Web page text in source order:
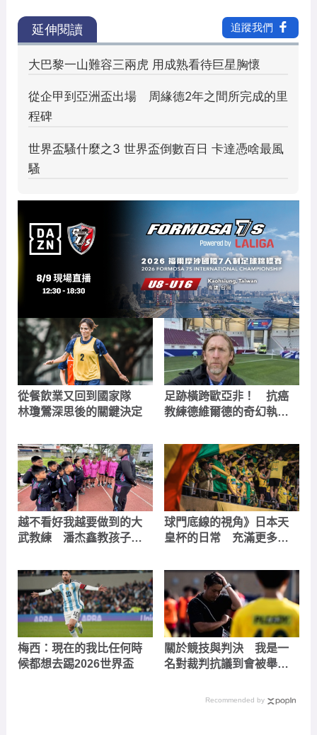
從餐飲業又回到國家隊
林瓊鶯深思後的關鍵決定
足跡橫跨歐亞非！ 抗癌
教練德維爾德的奇幻執教
越不看好我越要做到的大
武教練 潘杰鑫教孩子從
球門底線的視角》日本天
皇杯的日常 充滿更多畫
梅西：現在的我比任何時
候都想去踢2026世界盃
關於競技與判決 我是一
名對裁判抗議到會被舉牌
Recommended by